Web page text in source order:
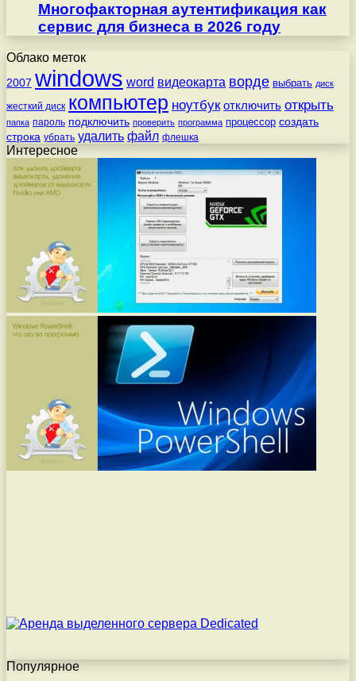
Многофакторная аутентификация как
сервис для бизнеса в 2026 году
Облако меток
2007 windows word видеокарта ворде выбрать диск
жесткий диск компьютер ноутбук отключить открыть
папка пароль подключить проверить программа процессор создать
строка убрать удалить файл флешка
Интересное
Популярное